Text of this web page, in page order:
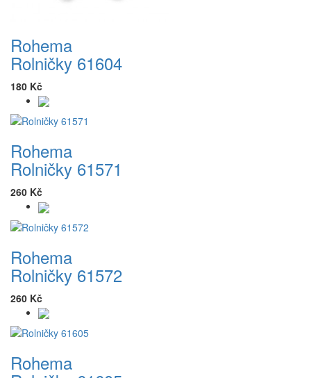
Rohema
Rolničky 61604
180 Kč
Rohema
Rolničky 61571
260 Kč
Rohema
Rolničky 61572
260 Kč
Rohema